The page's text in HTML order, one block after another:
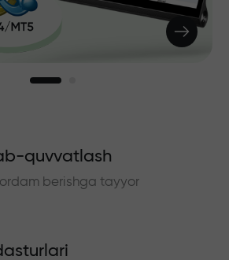
quvvatlash
berishga tayyor